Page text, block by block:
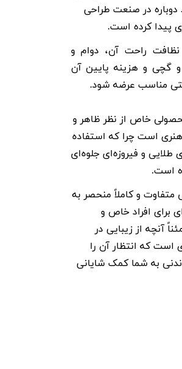
در صنعت طراحی
پیدا کرده است.
راحت آن، دوام و
گچی و هزینه پایین آن
مناسب عرضه شود.
خاص از نظر ظاهر و
است چرا که استفاده
طلایی و فیروزه‌ای جلوه‌ای
است.
متفاوت و کاملاً منحصر به
برای افراد خاص و
آنچه از زیبایی در
است که انتظار آن را
به شما کمک شایانی